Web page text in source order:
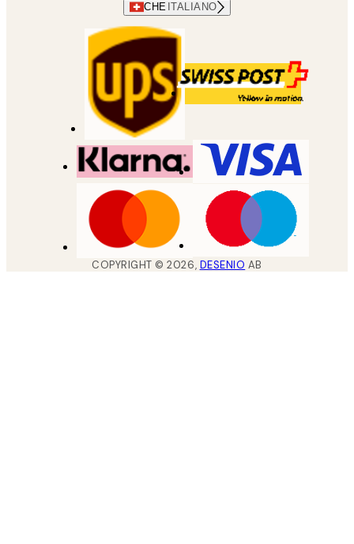
CHE ITALIANO
COPYRIGHT ©2026, DESENIO AB